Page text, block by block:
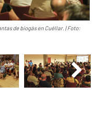
de biogás en Cuéllar. | Foto: